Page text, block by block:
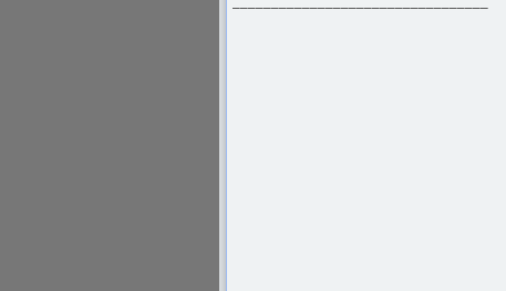
–––––––––––––––––––––––––––––––––